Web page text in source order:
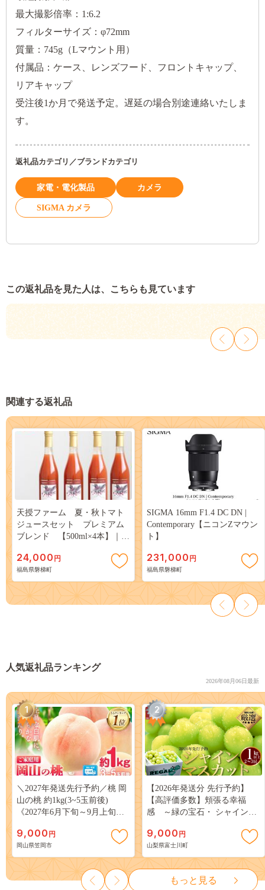
最大撮影倍率：1:6.2
フィルターサイズ：φ72mm
質量：745g（Lマウント用）
付属品：ケース、レンズフード、フロントキャップ、
リアキャップ
受注後1か月で発送予定。遅延の場合別途連絡いたしま
す。
返礼品カテゴリ／ブランドカテゴリ
家電・電化製品 カメラ
SIGMA カメラ
この返礼品を見た人は、こちらも見ています
関連する返礼品
天授ファーム 夏・秋トマト
ジュースセット プレミアム
ブレンド 【500ml×4本】｜と
24,000 円
福島県磐梯町
SIGMA 16mm F1.4 DC DN |
Contemporary【ニコンZマウン
ト】
231,000 円
福島県磐梯町
人気返礼品ランキング
2026年08月06日最新
1
＼2027年発送先行予約／桃 岡
山の桃 約1kg(3~5玉前後)
《2027年6月下旬～9月上旬頃
岡山 はくとう スイーツ フル
ーツ 果物 デザート 旬 モモ も
も 先行予約 送料無料 果物 岡
山県 笠岡市 清水白桃 白鳳 白
麗 クール便---
9,000 円
岡山県笠岡市
2
【2026年発送分 先行予約】
【高評価多数】頬張る幸福
感 ～緑の宝石・ シャインマ
３房） フルーツ 山梨県産 果
物 くだもの シャイン マスカ
ット ぶどう ブドウ 葡萄 大粒
種なし 先行予約 富士川町
10000円 一万円 9000円 九千円
9,000 円
山梨県富士川町
もっと見る